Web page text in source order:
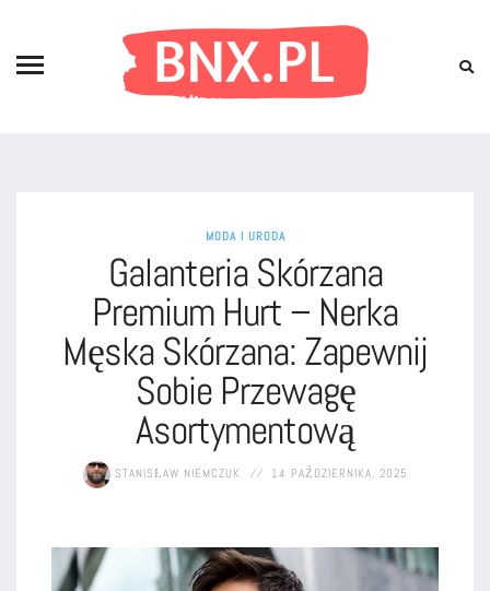
MODA I URODA
Galanteria Skórzana
Premium Hurt – Nerka
Męska Skórzana: Zapewnij
Sobie Przewagę
Asortymentową
STANISŁAW NIEMCZUK 14 PAŹDZIERNIKA, 2025